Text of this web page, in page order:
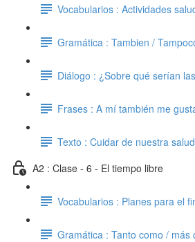
Vocabularios : Actividades
Gramática : Tambien /
Diálogo : ¿Sobre qué serían
Frases : A mí también me
Texto : Cuidar de nuestra
A2 : Clase - 6 - El tiempo libre
Vocabularios : Planes para el
Gramática : Tanto como / más